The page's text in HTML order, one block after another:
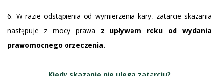
6. W razie odstąpienia od wymierzenia kary, zatarcie skazania
następuje z mocy prawa z upływem roku od wydania
prawomocnego orzeczenia.